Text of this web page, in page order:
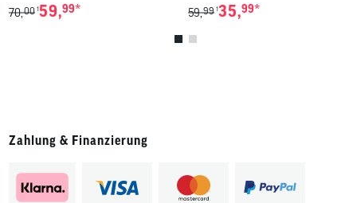
70,00 159,99* 59,99 135,99*
Zahlung & Finanzierung